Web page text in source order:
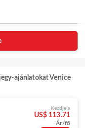
ajánlatokat Venice
Kezdje a
US$ 113.71
Ár/fő